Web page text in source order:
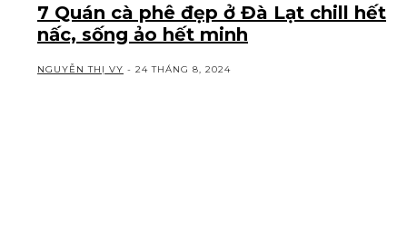
7 Quán cà phê đẹp ở Đà Lạt chill hết
nấc, sống ảo hết minh
NGUYỄN THỊ VY - 24 THÁNG 8, 2024